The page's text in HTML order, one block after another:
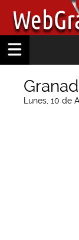
Lunes, 10 de